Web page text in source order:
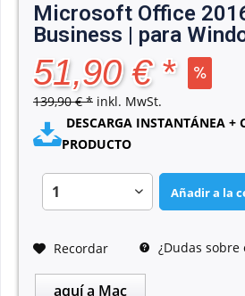
Microsoft Office
Business | para
51,90 € *
139,90 € * inkl. MwSt.
DESCARGA INSTANTÁNEA +
PRODUCTO
Añadir a la
Recordar ¿Dudas sobre
aquí a Mac